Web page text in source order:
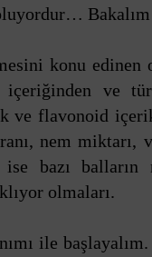
konu edinen
içeriğinden ve
ve flavonoid
nem miktarı,
bazı balların
olmaları.
ile